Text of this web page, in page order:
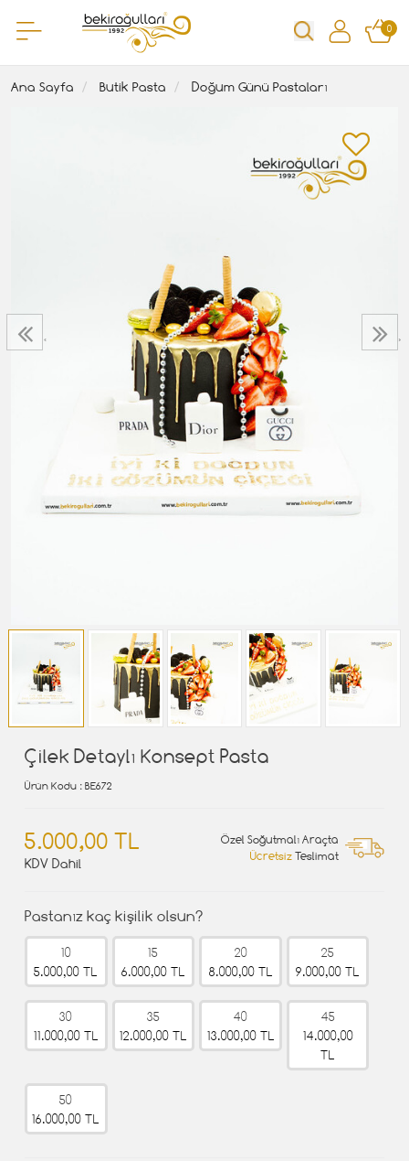
0
Ana Sayfa Butik Pasta Doğum Günü Pastaları
‹ ›
Çilek Detaylı Konsept Pasta
Ürün Kodu : BE672
5.000,00 TL
KDV Dahil
Özel Soğutmalı Araçta
Ücretsiz Teslimat
Pastanız kaç kişilik olsun?
10
5.000,00 TL
15
6.000,00 TL
20
8.000,00 TL
25
9.000,00 TL
30
11.000,00 TL
35
12.000,00 TL
40
13.000,00 TL
45
14.000,00
TL
50
16.000,00 TL